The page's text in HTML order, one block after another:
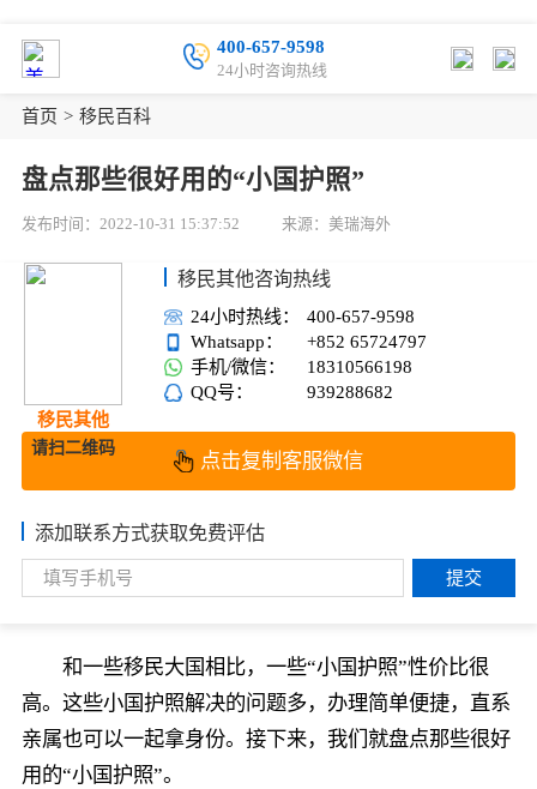
400-657-9598
24小时咨询热线
首页 > 移民百科
盘点那些很好用的“小国护照”
发布时间：2022-10-31 15:37:52 来源：美瑞海外
移民其他
请扫二维码
移民其他咨询热线
24小时热线：
400-657-9598
Whatsapp：
+852 65724797
手机/微信：
18310566198
QQ号：
939288682
点击复制客服微信
添加联系方式获取免费评估
提交
和一些移民大国相比，一些“小国护照”性价比很
高。这些小国护照解决的问题多，办理简单便捷，直系
亲属也可以一起拿身份。接下来，我们就盘点那些很好
用的“小国护照”。